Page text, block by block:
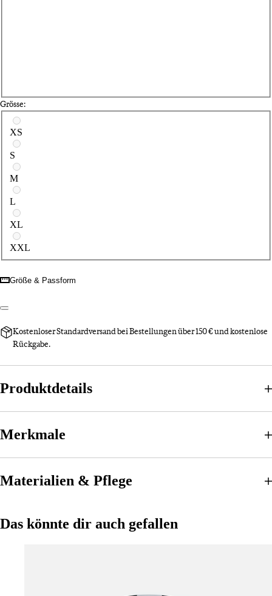
Grösse:
Wähle eine Größe
XS
S
M
L
XL
XXL
Größe & Passform
Kostenloser Standardversand bei Bestellungen über 150 € und kostenlose
Rückgabe.
Produktdetails
Merkmale
Materialien & Pflege
Das könnte dir auch gefallen